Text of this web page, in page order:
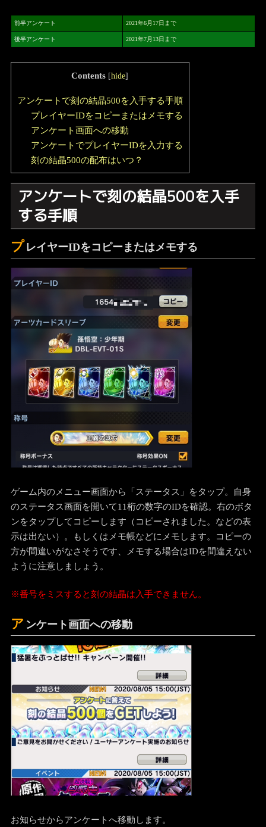
前半アンケート 2021年6月17日まで
後半アンケート 2021年7月13日まで
Contents [hide]
アンケートで刻の結晶500を入手する手順
プレイヤーIDをコピーまたはメモする
アンケート画面への移動
アンケートでプレイヤーIDを入力する
刻の結晶500の配布はいつ？
アンケートで刻の結晶500を入手
する手順
プ レイヤーIDをコピーまたはメモする
ゲーム内のメニュー画面から「ステータス」をタップ。自身
のステータス画面を開いて11桁の数字のIDを確認。右のボタ
ンをタップしてコピーします（コピーされました。などの表
示は出ない）。もしくはメモ帳などにメモします。コピーの
方が間違いがなさそうです、メモする場合はIDを間違えない
ように注意しましょう。
※番号をミスすると刻の結晶は入手できません。
ア ンケート画面への移動
お知らせからアンケートへ移動します。